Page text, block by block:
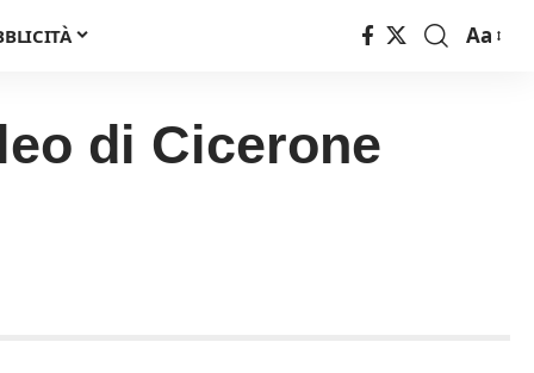
Font
Aa
di Cicerone